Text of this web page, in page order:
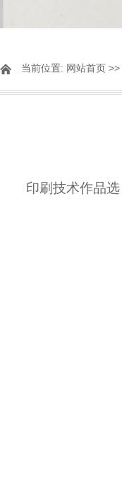
当前位置: 网站首页 >>
印刷技术作品选